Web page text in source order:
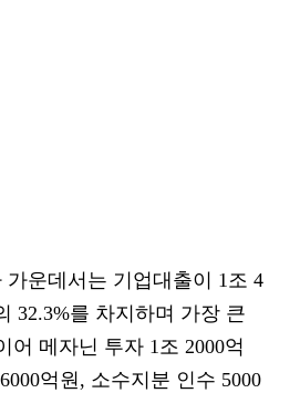
운데서는 기업대출이 1조 4
32.3%를 차지하며 가장 큰
어 메자닌 투자 1조 2000억
억원, 소수지분 인수 5000